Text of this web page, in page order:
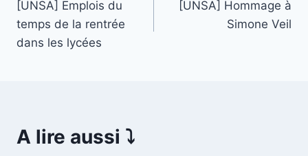
de
l’article
[UNSA] Emplois du
temps de la rentrée
dans les lycées
[UNSA] Hommage à
Simone Veil
A lire aussi ⤵️